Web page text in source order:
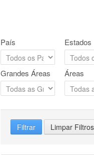
País Estados
Grandes Áreas Áreas
Filtrar Limpar Filtros